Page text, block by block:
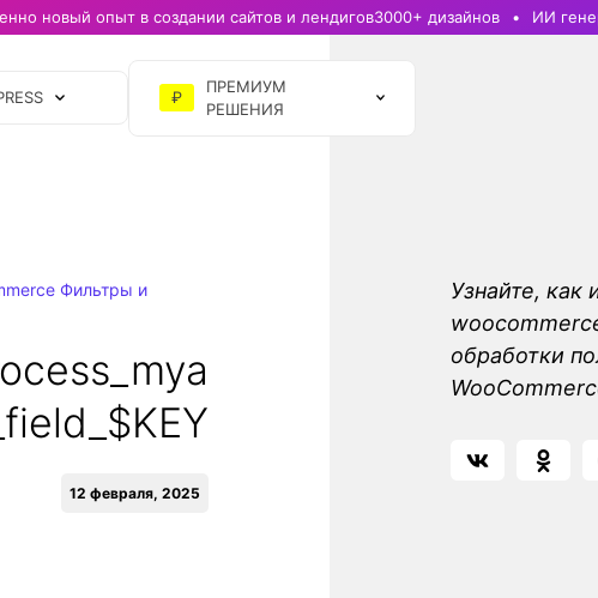
новый опыт в создании сайтов и лендигов3000+ дизайнов ИИ
₽
ПРЕМИУМ
РЕШЕНИЯ
Фильтры и
12 февраля, 2025
Узнайте, как
обработки